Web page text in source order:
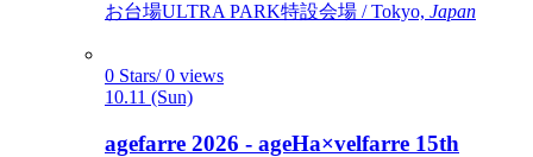
お台場ULTRA PARK特設会場 / Tokyo, Japan
0 Stars/ 0 views
10.11 (Sun)
agefarre 2026 - ageHa×velfarre 15th